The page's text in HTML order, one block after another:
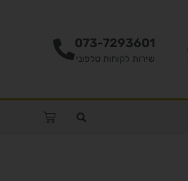
073-7293601
שירות לקוחות טלפוני